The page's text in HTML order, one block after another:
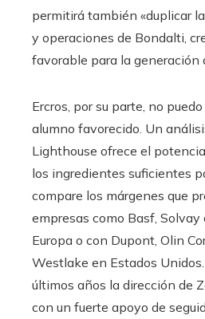
permitirá también «duplicar
y operaciones de Bondalti,
favorable para la generación
Ercros, por su parte, no
alumno favorecido. Un
Lighthouse ofrece el
los ingredientes suficientes
compare los márgenes que
empresas como Basf, Solvay
Europa o con Dupont, Olin
Westlake en Estados
últimos años la dirección de
con un fuerte apoyo de